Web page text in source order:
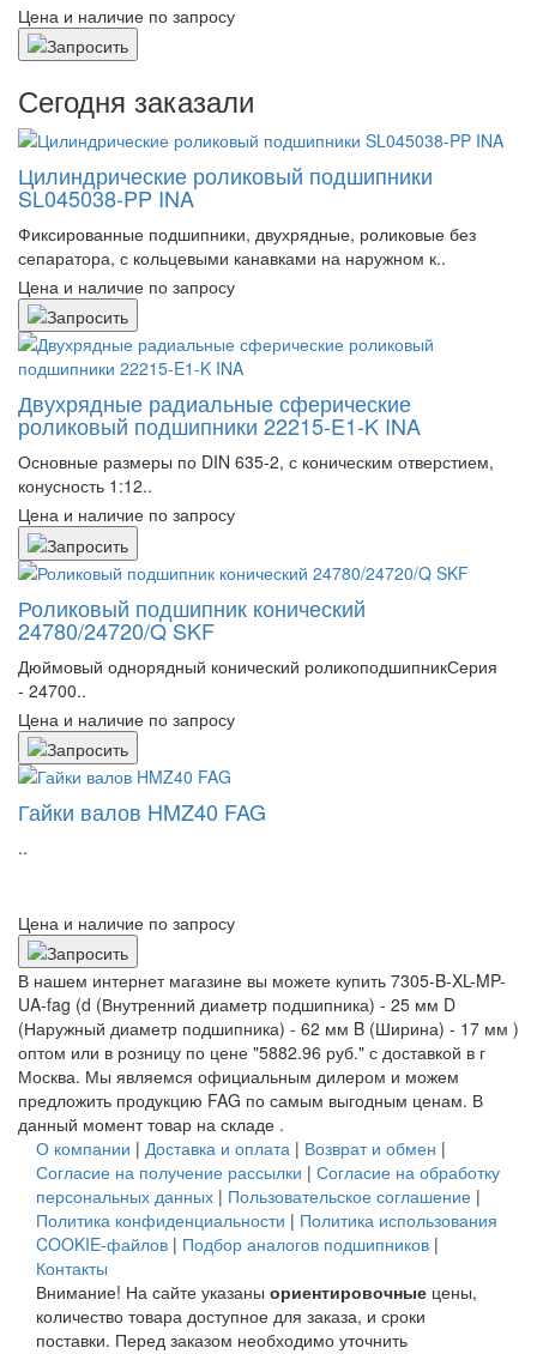
Цена и наличие по запросу
Сегодня заказали
Цилиндрические роликовый подшипники
SL045038-PP INA
Фиксированные подшипники, двухрядные, роликовые без
сепаратора, с кольцевыми канавками на наружном к..
Цена и наличие по запросу
Двухрядные радиальные сферические
роликовый подшипники 22215-E1-K INA
Основные размеры по DIN 635-2, с коническим отверстием,
конусность 1:12..
Цена и наличие по запросу
Роликовый подшипник конический
24780/24720/Q SKF
Дюймовый однорядный конический роликоподшипникСерия
- 24700..
Цена и наличие по запросу
Гайки валов HMZ40 FAG
..
Цена и наличие по запросу
В нашем интернет магазине вы можете купить 7305-B-XL-MP-
UA-fag (d (Внутренний диаметр подшипника) - 25 мм D
(Наружный диаметр подшипника) - 62 мм B (Ширина) - 17 мм )
оптом или в розницу по цене "5882.96 руб." с доставкой в г
Москва. Мы являемся официальным дилером и можем
предложить продукцию FAG по самым выгодным ценам. В
данный момент товар на складе .
О компании | Доставка и оплата | Возврат и обмен |
Согласие на получение рассылки | Согласие на обработку
персональных данных | Пользовательское соглашение |
Политика конфиденциальности | Политика использования
COOKIE-файлов | Подбор аналогов подшипников |
Контакты
Внимание! На сайте указаны ориентировочные цены,
количество товара доступное для заказа, и сроки
поставки. Перед заказом необходимо уточнить